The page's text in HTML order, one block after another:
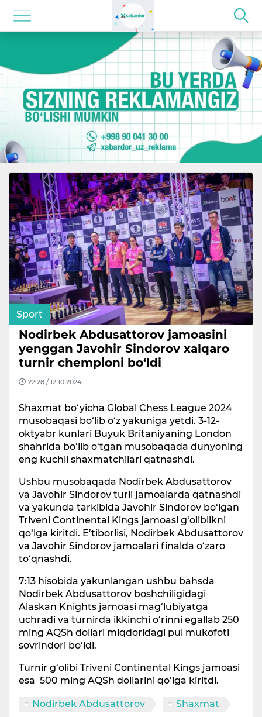
Sport
Nodirbek Abdusattorov jamoasini
yenggan Javohir Sindorov xalqaro
turnir chempioni bo‘ldi
22:28 / 12.10.2024
Shaxmat bo‘yicha Global Chess League 2024
musobaqasi bo‘lib o‘z yakuniga yetdi. 3-12-
oktyabr kunlari Buyuk Britaniyaning London
shahrida bo‘lib o‘tgan musobaqada dunyoning
eng kuchli shaxmatchilari qatnashdi.
Ushbu musobaqada Nodirbek Abdusattorov
va Javohir Sindorov turli jamoalarda qatnashdi
va yakunda tarkibida Javohir Sindorov bo‘lgan
Triveni Continental Kings jamoasi g‘oliblikni
qo‘lga kiritdi. E’tiborlisi, Nodirbek Abdusattorov
va Javohir Sindorov jamoalari finalda o‘zaro
to‘qnashdi.
7:13 hisobida yakunlangan ushbu bahsda
Nodirbek Abdusattorov boshchiligidagi
Alaskan Knights jamoasi mag‘lubiyatga
uchradi va turnirda ikkinchi o‘rinni egallab 250
ming AQSh dollari miqdoridagi pul mukofoti
sovrindori bo‘ldi.
Turnir g‘olibi Triveni Continental Kings jamoasi
esa 500 ming AQSh dollarini qo‘lga kiritdi.
Nodirbek Abdusattorov Shaxmat